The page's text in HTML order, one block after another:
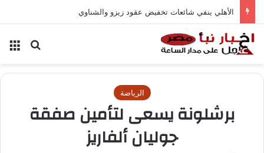
الأهلي ينفي شائعات تخفيض عقود زيزو والشناوي
بحث
الرياضة
برشلونة يسعى لتأمين صفقة
جوليان ألفاريز